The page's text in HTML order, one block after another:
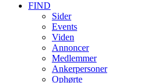
FIND
Sider
Events
Viden
Annoncer
Medlemmer
Ankerpersoner
Ophørte